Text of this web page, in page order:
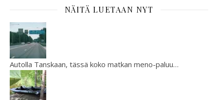
NÄITÄ LUETAAN NYT
Autolla Tanskaan, tässä koko matkan meno-paluu…